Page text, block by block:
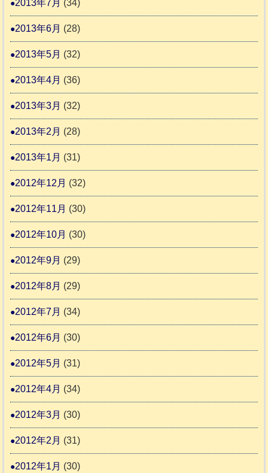
2013年7月 (34)
2013年6月 (28)
2013年5月 (32)
2013年4月 (36)
2013年3月 (32)
2013年2月 (28)
2013年1月 (31)
2012年12月 (32)
2012年11月 (30)
2012年10月 (30)
2012年9月 (29)
2012年8月 (29)
2012年7月 (34)
2012年6月 (30)
2012年5月 (31)
2012年4月 (34)
2012年3月 (30)
2012年2月 (31)
2012年1月 (30)